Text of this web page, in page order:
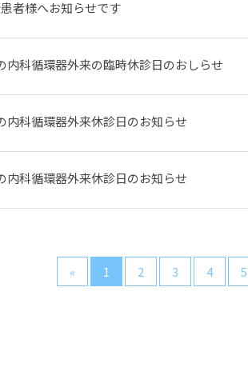
者様へお知らせです
内科循環器外来の臨時休診日のおしらせ
内科循環器外来休診日のお知らせ
内科循環器外来休診日のお知らせ
« 1 2 3 4 5